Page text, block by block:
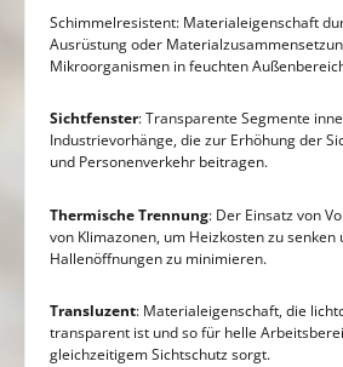
Schimmelresistent: Materialeigenschaft
Ausrüstung oder
Mikroorganismen in feuchten
Sichtfenster: Transparente Segmente
Industrievorhänge, die zur Erhöhung der
und Personenverkehr beitragen.
Thermische Trennung: Der Einsatz von
von Klimazonen, um Heizkosten zu
Hallenöffnungen zu minimieren.
Transluzent: Materialeigenschaft, die
transparent ist und so für helle
gleichzeitigem Sichtschutz sorgt.